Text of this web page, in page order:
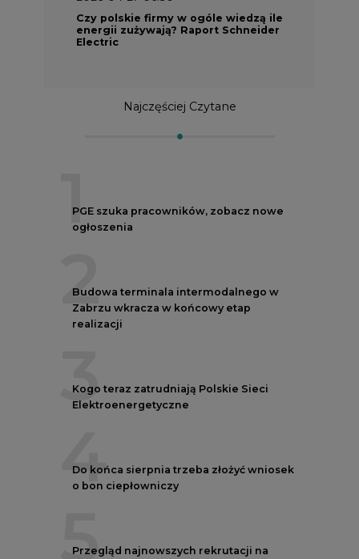
Czy polskie firmy w ogóle wiedzą ile
energii zużywają? Raport Schneider
Electric
Najczęściej Czytane
1
PGE szuka pracowników, zobacz nowe
ogłoszenia
2
Budowa terminala intermodalnego w
Zabrzu wkracza w końcowy etap
realizacji
3
Kogo teraz zatrudniają Polskie Sieci
Elektroenergetyczne
4
Do końca sierpnia trzeba złożyć wniosek
o bon ciepłowniczy
5
Przegląd najnowszych rekrutacji na